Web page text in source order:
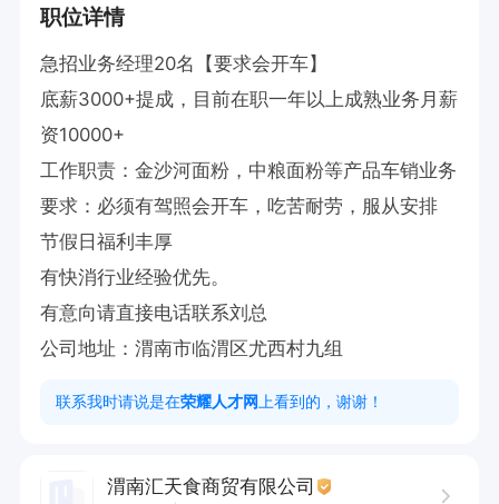
职位详情
急招业务经理20名【要求会开车】
底薪3000+提成，目前在职一年以上成熟业务月薪
资10000+
工作职责：金沙河面粉，中粮面粉等产品车销业务
要求：必须有驾照会开车，吃苦耐劳，服从安排
节假日福利丰厚
有快消行业经验优先。
有意向请直接电话联系刘总
公司地址：渭南市临渭区尤西村九组
联系我时请说是在荣耀人才网 上看到的，谢谢！
渭南汇天食商贸有限公司